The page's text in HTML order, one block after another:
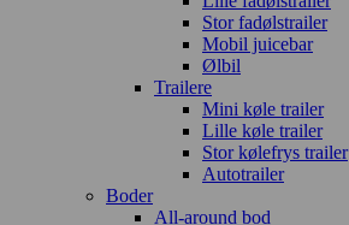
Stor fadølstrailer
Mobil juicebar
Ølbil
Trailere
Mini køle trailer
Lille køle trailer
Stor kølefrys trailer
Autotrailer
Boder
All-around bod